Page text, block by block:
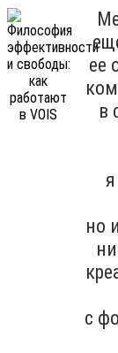
ее
в
но
с